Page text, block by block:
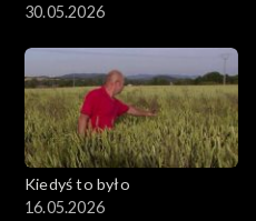
30.05.2026
Kiedyś to było
16.05.2026